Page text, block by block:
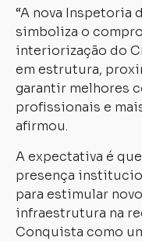
“A nova Inspetoria
simboliza o
interiorização do
em estrutura,
garantir melhores
profissionais e
afirmou.
A expectativa é
presença
para estimular
infraestrutura na
Conquista como